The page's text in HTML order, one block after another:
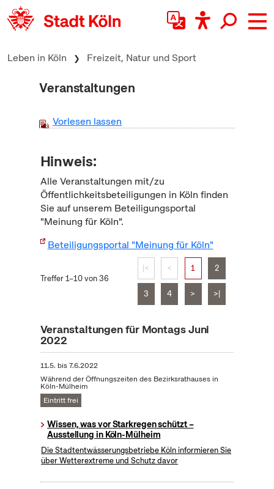
zum Inhalt springen
Leben in Köln Freizeit, Natur und Sport
Veranstaltungen
Vorlesen lassen
Hinweis:
Alle Veranstaltungen mit/zu
Öffentlichkeitsbeteiligungen in Köln finden
Sie auf unserem Beteiligungsportal
"Meinung für Köln".
Beteiligungsportal "Meinung für Köln"
Treffer 1–10 von 36
|< < 1 2
3 4 > >|
Veranstaltungen für Montags Juni
2022
11.5. bis7.6.2022
Während der Öffnungszeiten des Bezirksrathauses in
Köln-Mülheim
Eintritt frei
Wissen, was vor Starkregen schützt –
Ausstellung in Köln-Mülheim
Die Stadtentwässerungsbetriebe Köln informieren Sie
über Wetterextreme und Schutz davor